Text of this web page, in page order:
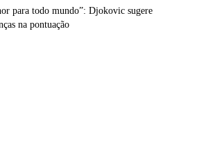
para todo mundo”: Djokovic sugere
na pontuação